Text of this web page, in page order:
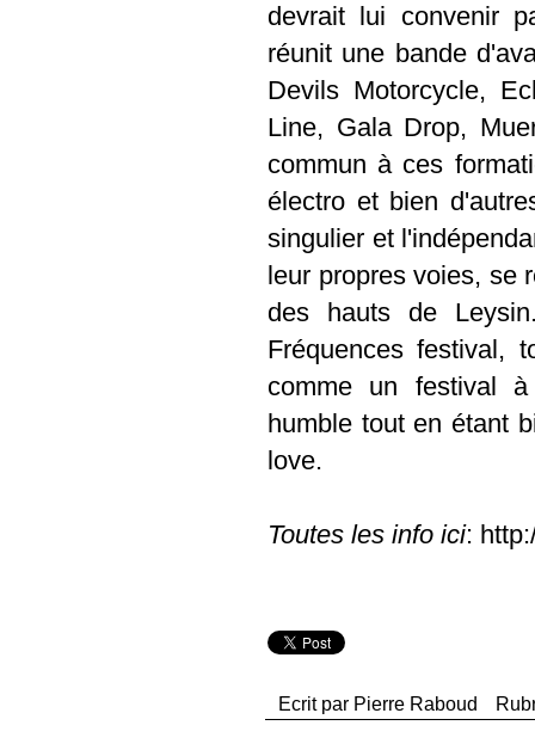
devrait lui convenir
réunit une bande
Devils Motorcycle,
Line, Gala Drop,
commun à ces
électro et bien
singulier et
leur propres voies, se
des hauts de
Fréquences festival,
comme un festival
humble tout en étant
love.
Toutes les info ici:
Ecrit par Pierre Raboud